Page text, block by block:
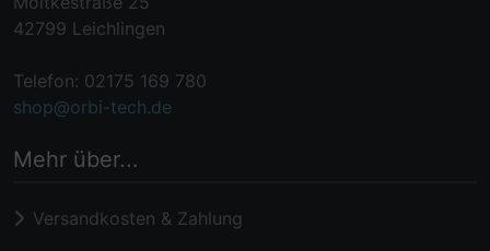
42799 Leichlingen
Telefon: 02175 169 780
shop@orbi-tech.de
Mehr über...
Versandkosten & Zahlung